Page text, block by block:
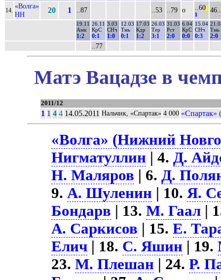
14.
«Волга»
НН
20 1 ..87 ..53 ..79 о ..60
1
46..
19.11
Амк
1:2
26.11
КрС
0:1
3.03
СНч
1:0
12.03
Тмь
0:1
17.03
Кдр
1:2
26.03
Тер
3:1
31.03
Рст
2:0
6.04
КрС
0:0
15.04
СНч
0:3
Тмь
2:0
..77
Матэ Вацадзе в
2011/12
1 1 4 4 14.05.2011 Нальчик, «Спартак» 4 000 «Спартак»
«Волга» (Нижний
Нигматуллин | 4.Д.
Н. Маляров | 6.Д.
9.А. Шуленин | 10.Я.
Бондарв | 13.М. Гаал |
А. Саркисов | 15.Е.
Елич | 18. С. Яшин | 19.
23.М. Плешан | 24.Р.